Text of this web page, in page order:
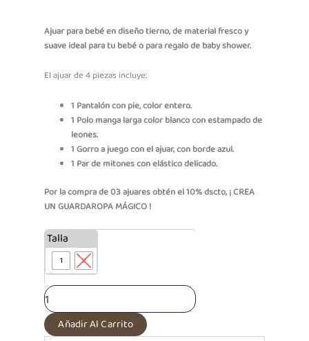
Ajuar para bebé en diseño tierno, de material fresco y
suave ideal para tu bebé o para regalo de baby shower.
El ajuar de 4 piezas incluye:
1 Pantalón con pie, color entero.
1 Polo manga larga color blanco con estampado de
leones.
1 Gorro a juego con el ajuar, con borde azul.
1 Par de mitones con elástico delicado.
Por la compra de 03 ajuares obtén el 10% dscto, ¡ CREA
UN GUARDAROPA MÁGICO !
Talla
1 2
Conjunto
4
Algodón
Blanco
Little
Roar
cantidad
Añadir Al Carrito